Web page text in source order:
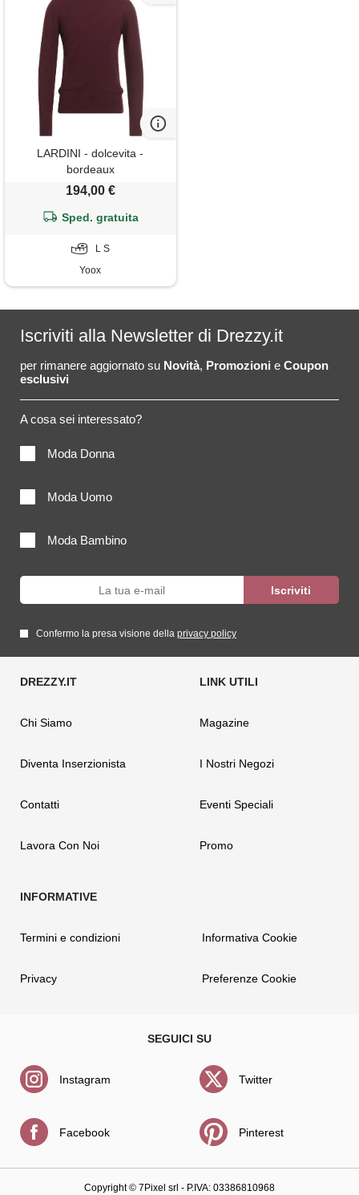
LARDINI - dolcevita -
bordeaux
194,00 €
Sped. gratuita
L S
Yoox
Iscriviti alla Newsletter di Drezzy.it
per rimanere aggiornato su Novità, Promozioni e Coupon
esclusivi
A cosa sei interessato?
Moda Donna
Moda Uomo
Moda Bambino
Confermo la presa visione della privacy policy
Chi Siamo
Diventa Inserzionista
Contatti
Lavora Con Noi
Magazine
I Nostri Negozi
Eventi Speciali
Promo
Termini e condizioni
Privacy
Informativa Cookie
Preferenze Cookie
Instagram
Facebook
Twitter
Pinterest
Copyright © 7Pixel srl - P.IVA: 03386810968